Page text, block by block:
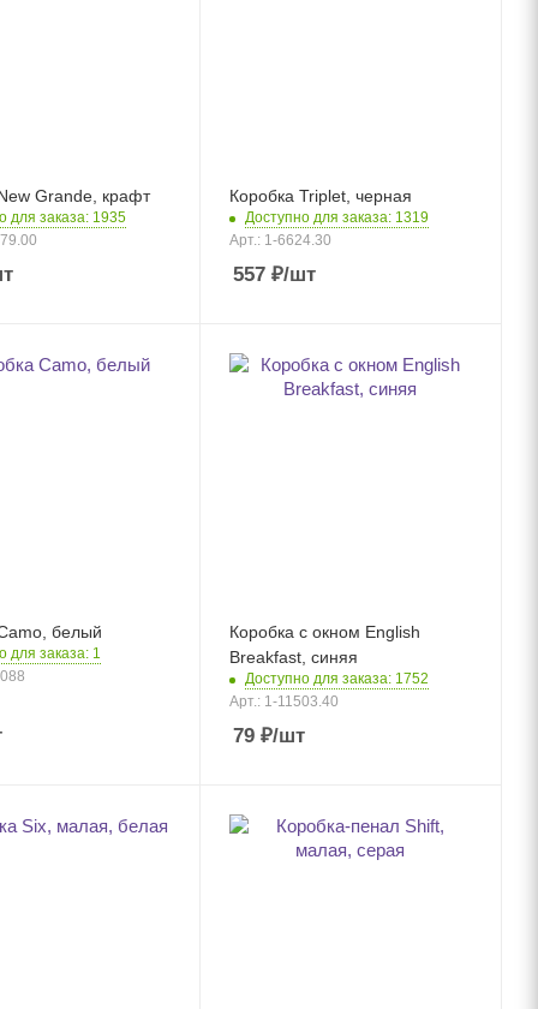
Grande, крафт
для заказа: 1935
Коробка Triplet, черная
Доступно для заказа: 1319
Арт.: 1-6624.30
557₽/шт
белый
для заказа: 1
Коробка с окном English
Breakfast, синяя
Доступно для заказа: 1752
Арт.: 1-11503.40
79₽/шт